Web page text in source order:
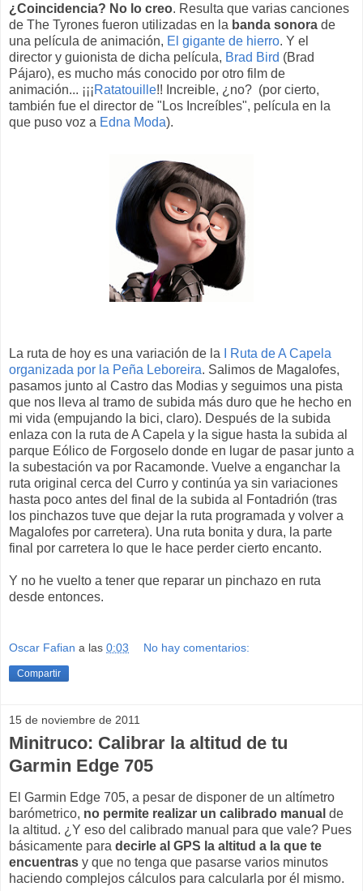
¿Coincidencia? No lo creo. Resulta que varias canciones
de The Tyrones fueron utilizadas en la banda sonora de
una película de animación, El gigante de hierro. Y el
director y guionista de dicha película, Brad Bird (Brad
Pájaro), es mucho más conocido por otro film de
animación... ¡¡¡Ratatouille!! Increible, ¿no? (por cierto,
también fue el director de "Los Increíbles", película en la
que puso voz a Edna Moda).
La ruta de hoy es una variación de la
I Ruta de A Capela
organizada por la Peña Leboreira. Salimos de Magalofes,
pasamos junto al Castro das Modias y seguimos una pista
que nos lleva al tramo de subida más duro que he hecho en
mi vida (empujando la bici, claro). Después de la subida
enlaza con la ruta de A Capela y la sigue hasta la subida al
parque Eólico de Forgoselo donde en lugar de pasar junto a
la subestación va por Racamonde. Vuelve a enganchar la
ruta original cerca del Curro y continúa ya sin variaciones
hasta poco antes del final de la subida al Fontadrión (tras
los pinchazos tuve que dejar la ruta programada y volver a
Magalofes por carretera). Una ruta bonita y dura, la parte
final por carretera lo que le hace perder cierto encanto.
Y no he vuelto a tener que reparar un pinchazo en ruta
desde entonces.
Oscar Fafian a las 0:03 No hay comentarios:
Compartir
15 de noviembre de 2011
Minitruco: Calibrar la altitud de tu
Garmin Edge 705
El Garmin Edge 705, a pesar de disponer de un altímetro
barómetrico, no permite realizar un calibrado manual de
la altitud. ¿Y eso del calibrado manual para que vale? Pues
básicamente para decirle al GPS la altitud a la que te
encuentras y que no tenga que pasarse varios minutos
haciendo complejos cálculos para calcularla por él mismo.